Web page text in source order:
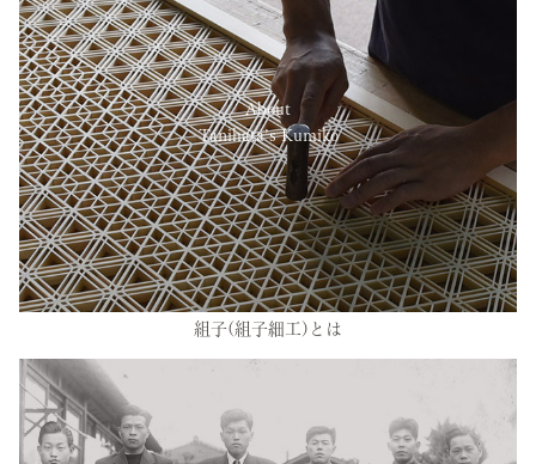
About
Tanihata’s Kumiko
組子(組子細工)とは